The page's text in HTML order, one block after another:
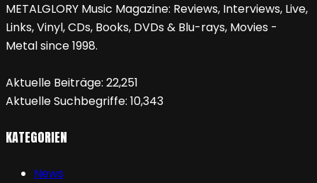
METALGLORY Music Magazine: Reviews, Interviews, Live,
Links, Vinyl, CDs, Books, DVDs & Blu-rays, Movies -
Metal since 1998.
Aktuelle Beiträge: 22,251
Aktuelle Suchbegriffe: 10,343
KATEGORIEN
News